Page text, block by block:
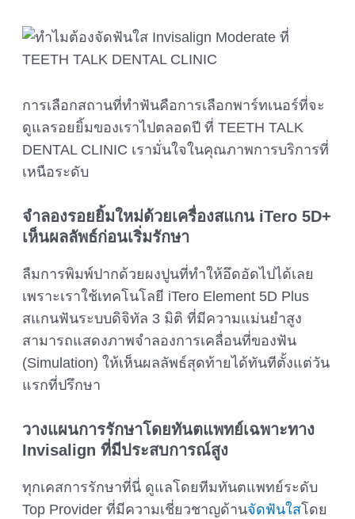
การเลือกสถานที่ทำฟันคือการเลือกพาร์ทเนอร์ที่จะ
ดูแลรอยยิ้มของเราไปตลอดปี ที่ TEETH TALK
DENTAL CLINIC เรามั่นใจในคุณภาพการบริการที่
เหนือระดับ
จำลองรอยยิ้มใหม่ด้วยเครื่องสแกน iTero 5D+
เห็นผลลัพธ์ก่อนเริ่มรักษา
ลืมการพิมพ์ปากด้วยผงปูนที่ทำให้อึดอัดไปได้เลย
เพราะเราใช้เทคโนโลยี iTero Element 5D Plus
สแกนฟันระบบดิจิทัล 3 มิติ ที่มีความแม่นยำสูง
สามารถแสดงภาพจำลองการเคลื่อนที่ของฟัน
(Simulation) ให้เห็นผลลัพธ์สุดท้ายได้ทันทีตั้งแต่วัน
แรกที่ปรึกษา
วางแผนการรักษาโดยทันตแพทย์เฉพาะทาง
Invisalign ที่มีประสบการณ์สูง
ทุกเคสการรักษาที่นี่ ดูแลโดยทีมทันตแพทย์ระดับ
Top Provider ที่มีความเชี่ยวชาญด้านจัดฟันใสโดย